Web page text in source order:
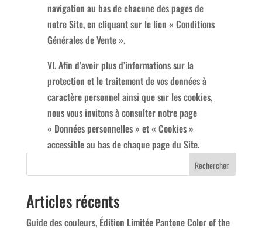
navigation au bas de chacune des pages de
notre Site, en cliquant sur le lien « Conditions
Générales de Vente ».
VI. Afin d’avoir plus d’informations sur la
protection et le traitement de vos données à
caractère personnel ainsi que sur les cookies,
nous vous invitons à consulter notre page
« Données personnelles » et « Cookies »
accessible au bas de chaque page du Site.
Rechercher
Articles récents
Guide des couleurs, Édition Limitée Pantone Color of the